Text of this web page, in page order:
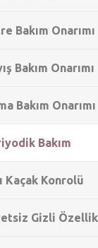
Bakım Onarımı
Bakım Onarımı
Bakım Onarımı
Bakım
Kaçak Konrolü
Gizli